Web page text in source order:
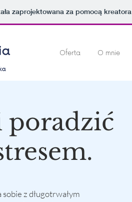
zaprojektowana za pomocą kreatora
Oferta O mnie
poradzić
z długotrwałym